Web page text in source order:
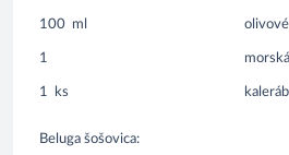
100 ml
1
1 ks kaleráb
Beluga šošovica: